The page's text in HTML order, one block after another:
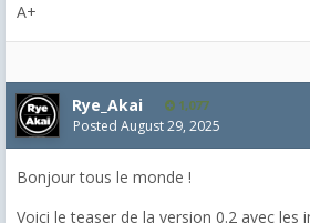
A+
Rye_Akai 1,077
Posted August 29, 2025
Bonjour tous le monde !
Voici le teaser de la version 0.2 avec les